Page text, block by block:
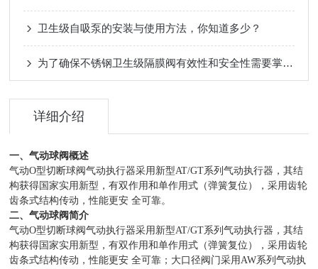
卫生级自吸泵的安装与使用方法，你知道多少？
为了确保不锈钢卫生级隔膜阀有效性和安全性需要掌握哪些使用技巧？
详细介绍
一、气动球阀概述
气动O型切断球阀气动执行器采用新型AT/GT系列气动执行器，其结
构获得国家实用新型，有双作用和单作用式（弹簧复位），采用齿轮
齿条式结构传动，性能更安 全可靠。
二、气动球阀简介
气动O型切断球阀气动执行器采用新型AT/GT系列气动执行器，其结
构获得国家实用新型，有双作用和单作用式（弹簧复位），采用齿轮
齿条式结构传动，性能更安 全可靠；大口径阀门采用AW系列气动执